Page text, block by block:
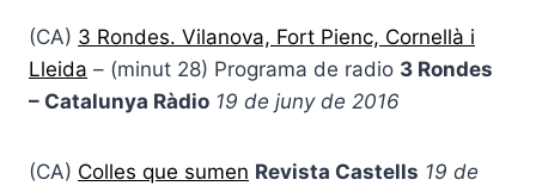
(CA) 3 Rondes. Vilanova, Fort Pienc, Cornellà i
Lleida – (minut 28) Programa de radio 3 Rondes
– Catalunya Ràdio 19 de juny de 2016
(CA) Colles que sumen Revista Castells 19 de